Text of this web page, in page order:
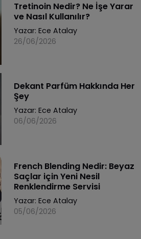
Tretinoin Nedir? Ne İşe Yarar
ve Nasıl Kullanılır?
Yazar: Ece Atalay
26/06/2026
Dekant Parfüm Hakkında Her
Şey
Yazar: Ece Atalay
06/06/2026
French Blending Nedir: Beyaz
Saçlar için Yeni Nesil
Renklendirme Servisi
Yazar: Ece Atalay
05/06/2026